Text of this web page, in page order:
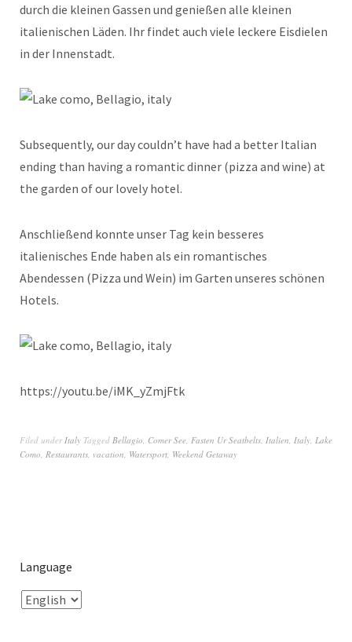
durch die kleinen Gassen und genießen alle kleinen
italienischen Läden. Ihr findet auch viele leckere Eisdielen
in der Innenstadt.
Subsequently, our day couldn’t have had a better Italian
ending than having a romantic dinner (pizza and wine) at
the garden of our lovely hotel.
Anschließend konnte unser Tag kein besseres
italienisches Ende haben als ein romantisches
Abendessen (Pizza und Wein) im Garten unseres schönen
Hotels.
https://youtu.be/iMK_yZmjFtk
Filed under Italy Tagged Bellagio Comer See Fasten Ur Seatbelts Italien Italy Lake
Como Restaurants vacation Watersport Weekend Getaway
Language